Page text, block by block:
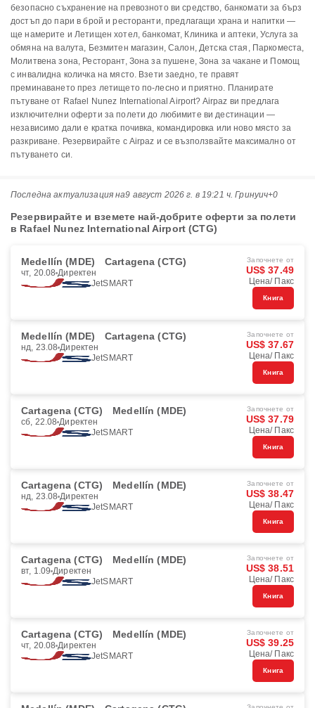
безопасно съхранение на превозното ви средство, банкомати за бърз
достъп до пари в брой и ресторанти, предлагащи храна и напитки —
ще намерите и Летищен хотел, банкомат, Клиника и аптеки, Услуга за
обмяна на валута, Безмитен магазин, Салон, Детска стая, Паркоместа,
Молитвена зона, Ресторант, Зона за пушене, Зона за чакане и Помощ
с инвалидна количка на място. Взети заедно, те правят
преминаването през летището по-лесно и приятно. Планирате
пътуване от Rafael Nunez International Airport? Airpaz ви предлага
изключителни оферти за полети до любимите ви дестинации —
независимо дали е кратка почивка, командировка или ново място за
разкриване. Резервирайте с Airpaz и се възползвайте максимално от
пътуването си.
Последна актуализация на9 август 2026 г. в 19:21 ч. Гринуич+0
Резервирайте и вземете най-добрите оферти за полети
в Rafael Nunez International Airport (CTG)
Medellín (MDE) Cartagena (CTG)
чт, 20.08 Директен
JetSMART
Започнете от
US$ 37.49
Цена/ Пакс
Книга
Medellín (MDE) Cartagena (CTG)
нд, 23.08 Директен
JetSMART
Започнете от
US$ 37.67
Цена/ Пакс
Книга
Cartagena (CTG) Medellín (MDE)
сб, 22.08 Директен
JetSMART
Започнете от
US$ 37.79
Цена/ Пакс
Книга
Cartagena (CTG) Medellín (MDE)
нд, 23.08 Директен
JetSMART
Започнете от
US$ 38.47
Цена/ Пакс
Книга
Cartagena (CTG) Medellín (MDE)
вт, 1.09 Директен
JetSMART
Започнете от
US$ 38.51
Цена/ Пакс
Книга
Cartagena (CTG) Medellín (MDE)
чт, 20.08 Директен
JetSMART
Започнете от
US$ 39.25
Цена/ Пакс
Книга